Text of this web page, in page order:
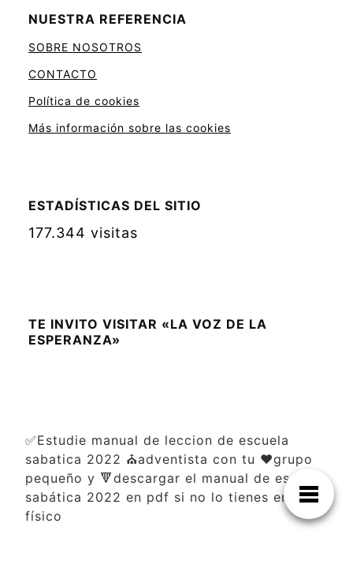
NUESTRA REFERENCIA
SOBRE NOSOTROS
CONTACTO
Política de cookies
Más información sobre las cookies
ESTADÍSTICAS DEL SITIO
177.344 visitas
TE INVITO VISITAR «LA VOZ DE LA
ESPERANZA»
✅Estudie manual de leccion de escuela
sabatica 2022 ⛪adventista con tu ❤️grupo
pequeño y 🔻descargar el manual de escuela
sabática 2022 en pdf si no lo tienes en
físico